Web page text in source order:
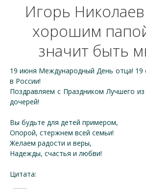
Игорь
хорошим
значит быть
19 июня Международный День отца! 19
в России!
Поздравляем с Праздником Лучшего
дочерей!
Вы будьте для детей примером,
Опорой, стержнем всей семьи!
Желаем радости и веры,
Надежды, счастья и любви!
Цитата: